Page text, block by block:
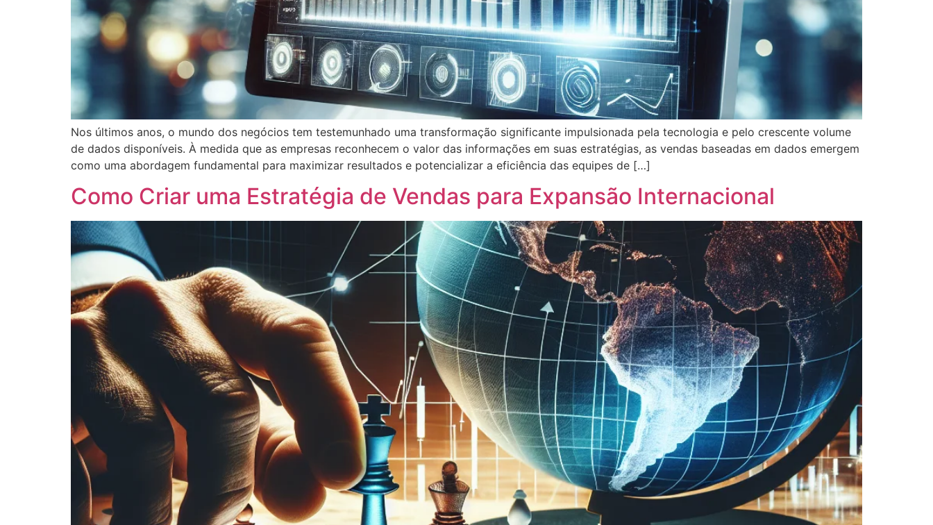
Nos últimos anos, o mundo dos negócios tem testemunhado uma transformação significante impulsionada pela tecnologia e pelo crescente volume
de dados disponíveis. À medida que as empresas reconhecem o valor das informações em suas estratégias, as vendas baseadas em dados emergem
como uma abordagem fundamental para maximizar resultados e potencializar a eficiência das equipes de […]
Como Criar uma Estratégia de Vendas para Expansão Internacional